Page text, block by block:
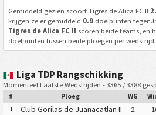
Gemiddeld gezien scoort Tigres de Alica FC II
krijgen ze er gemiddeld 0.9doelpunten
Tigres de Alica FC II scoren beide teams, en
doelpunten tussen beide ploegen per wedstrijd
Liga TDP Rangschikking
Momenteel Laatste Wedstrijden - 3365 / 3388
# Ploeg WG
1 Club Gorilas de Juanacatlan II 2